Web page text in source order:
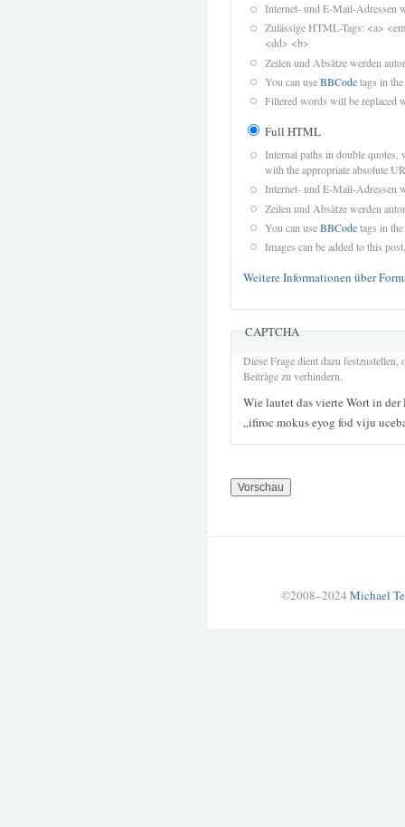
Internet- und E-Mail-Adressen
Zulässige HTML-Tags: <a>
<dd> <b>
Zeilen und Absätze werden
You can useBBCodetags in
Filtered words will be replaced
Full HTML
Internal paths in double quotes,
with the appropriate absolute
Internet- und E-Mail-Adressen
Zeilen und Absätze werden
You can useBBCodetags in
Images can be added to this post.
Weitere Informationen über
CAPTCHA
Diese Frage dient dazu
Beiträge zu verhindern.
Wie lautet das vierte Wort in der
„ifiroc mokus eyog fod viju
©2008–2024 Michael